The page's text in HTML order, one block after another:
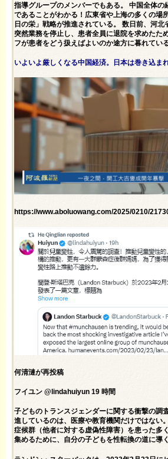
指導グループのメンバーでもある。 中国全体の
であることがわかる！広東省や上海の多くの場
日の栄」戦略が推進されている。 数日前、河北
突然業務を停止し、患者全員に退院を求めたた
フが患者をどう扱えばよいのか途方に暮れてい
いよいよ厳しくなる中国経済。日本は巻き込ま
https://www.aboluowang.com/2025/0210/
何清漣が再投稿
フイユン @lindahuiyun 19 時間
子どものトランスジェンダーに関する衝撃の調
進しているのは、医療や教育機関だけではない
症候群（他者に対する虚偽性障害）を患った多
集めるために、自分の子どもを性転換の道に導